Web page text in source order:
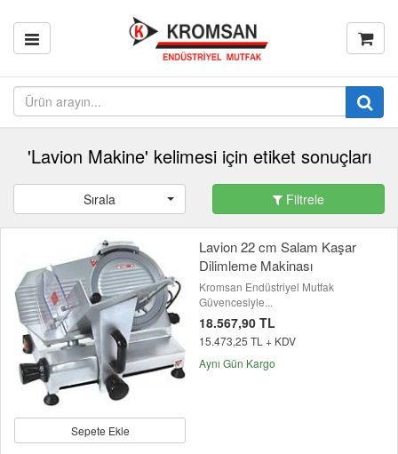
'Lavion Makine' kelimesi için etiket sonuçları
Sırala Filtrele
Sepete Ekle
Lavion 22 cm Salam Kaşar
Dilimleme Makinası
Kromsan Endüstriyel Mutfak
Güvencesiyle...
18.567,90 TL
15.473,25 TL + KDV
Aynı Gün Kargo